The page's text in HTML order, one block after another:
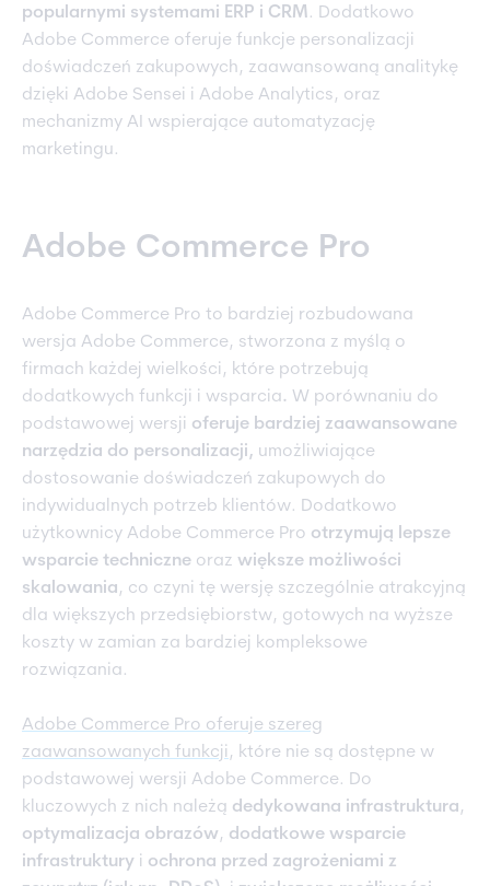
popularnymi systemami ERP i CRM. Dodatkowo
Adobe Commerce oferuje funkcje personalizacji
doświadczeń zakupowych, zaawansowaną analitykę
dzięki Adobe Sensei i Adobe Analytics, oraz
mechanizmy AI wspierające automatyzację
marketingu.
Adobe Commerce Pro
Adobe Commerce Pro to bardziej rozbudowana
wersja Adobe Commerce, stworzona z myślą o
firmach każdej wielkości, które potrzebują
dodatkowych funkcji i wsparcia. W porównaniu do
podstawowej wersji oferuje bardziej zaawansowane
narzędzia do personalizacji, umożliwiające
dostosowanie doświadczeń zakupowych do
indywidualnych potrzeb klientów. Dodatkowo
użytkownicy Adobe Commerce Pro otrzymują lepsze
wsparcie techniczne oraz większe możliwości
skalowania, co czyni tę wersję szczególnie atrakcyjną
dla większych przedsiębiorstw, gotowych na wyższe
koszty w zamian za bardziej kompleksowe
rozwiązania.
Adobe Commerce Pro oferuje szereg
zaawansowanych funkcji , które nie są dostępne w
podstawowej wersji Adobe Commerce. Do
kluczowych z nich należą dedykowana infrastruktura,
optymalizacja obrazów, dodatkowe wsparcie
infrastruktury i ochrona przed zagrożeniami z